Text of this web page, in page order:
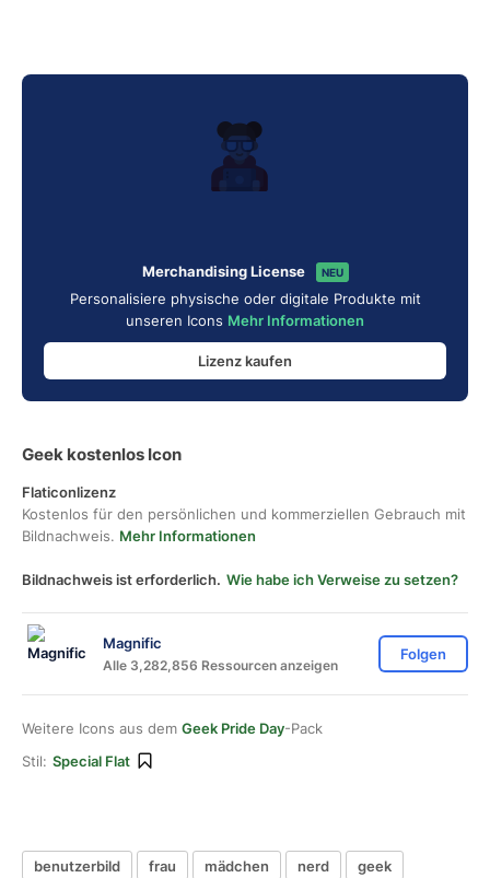
Merchandising License NEU
Personalisiere physische oder digitale Produkte mit
unseren Icons Mehr Informationen
Lizenz kaufen
Geek kostenlos Icon
Flaticonlizenz
Kostenlos für den persönlichen und kommerziellen Gebrauch mit
Bildnachweis. Mehr Informationen
Bildnachweis ist erforderlich. Wie habe ich Verweise zu setzen?
Magnific
Alle 3,282,856 Ressourcen anzeigen
Folgen
Weitere Icons aus dem Geek Pride Day-Pack
Stil: Special Flat
benutzerbild frau mädchen nerd geek